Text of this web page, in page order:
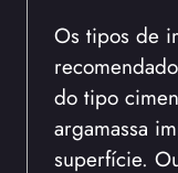
Os tipos de
do tipo
argamassa
superfície.